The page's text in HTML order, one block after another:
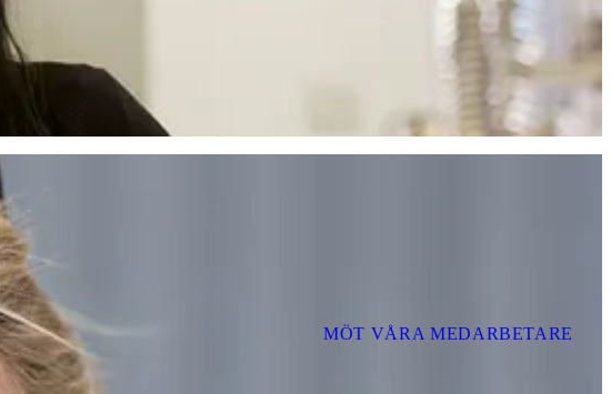
MÖT VÅRA MEDARBETARE